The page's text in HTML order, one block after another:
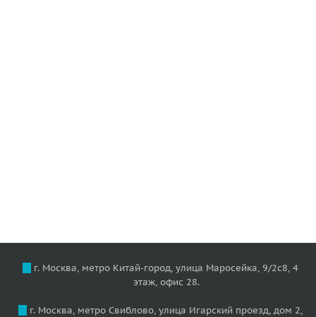
г. Москва, метро Китай-город, улица Маросейка, 9/2с8, 4
этаж, офис 28.
г. Москва, метро Свиблово, улица Игарский проезд, дом 2,